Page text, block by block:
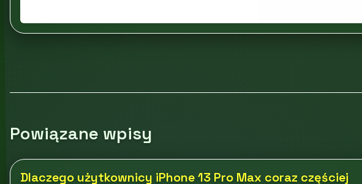
Powiązane wpisy
Dlaczego użytkownicy iPhone 13 Pro Max coraz częściej